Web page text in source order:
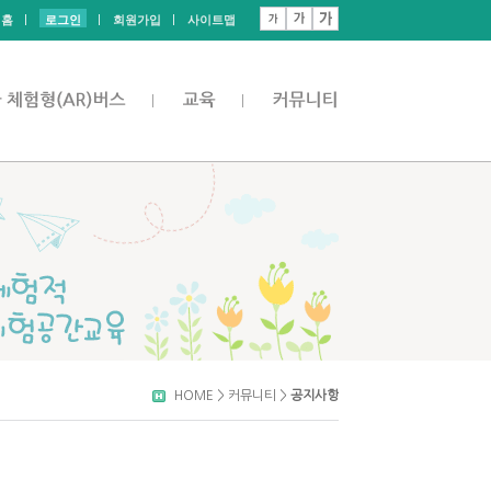
홈 로그인 회원가입 사이트맵
HOME > 커뮤니티 > 공지사항